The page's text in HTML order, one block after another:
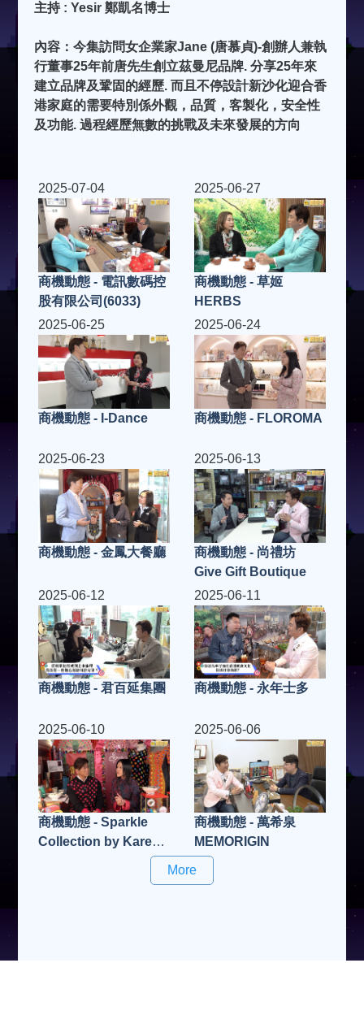
主持 : Yesir 鄭凱名博士
內容：今集訪問女企業家Jane (唐慕貞)-創辦人兼執
行董事25年前唐先生創立茲曼尼品牌. 分享25年來
建立品牌及鞏固的經歷. 而且不停設計新沙化迎合香
港家庭的需要特別係外觀，品質，客製化，安全性
及功能. 過程經歷無數的挑戰及未來發展的方向
2025-07-04
商機動態 - 電訊數碼控
股有限公司(6033)
2025-06-27
商機動態 - 草姬
HERBS
2025-06-25
商機動態 - I-Dance
2025-06-24
商機動態 - FLOROMA
2025-06-23
商機動態 - 金鳳大餐廳
2025-06-13
商機動態 - 尚禮坊
Give Gift Boutique
2025-06-12
商機動態 - 君百延集團
2025-06-11
商機動態 - 永年士多
2025-06-10
商機動態 - Sparkle
Collection by Karen
2025-06-06
商機動態 - 萬希泉
MEMORIGIN
More